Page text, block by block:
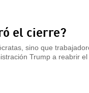
el cierre?
sino que
Trump a reabrir el